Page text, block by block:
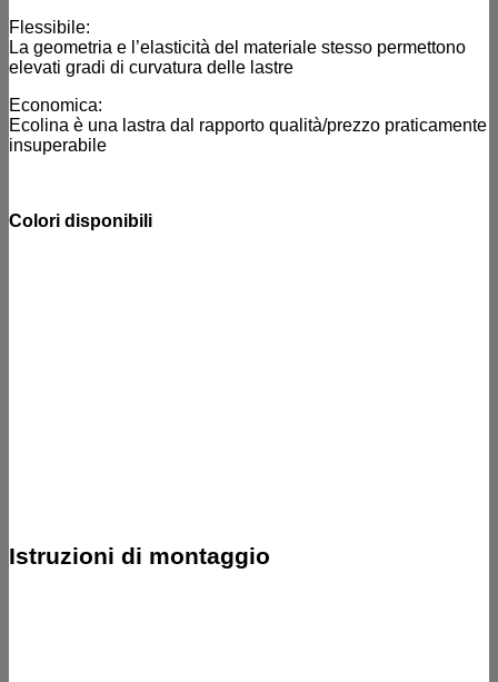
Flessibile:
La geometria e l’elasticità del materiale stesso permettono
elevati gradi di curvatura delle lastre
Economica:
Ecolina è una lastra dal rapporto qualità/prezzo praticamente
insuperabile
Colori disponibili
Istruzioni di montaggio